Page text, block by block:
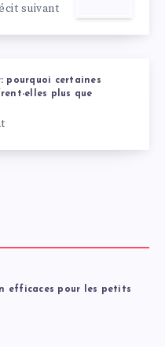
suivant
pourquoi certaines
elles plus que
efficaces pour les petits